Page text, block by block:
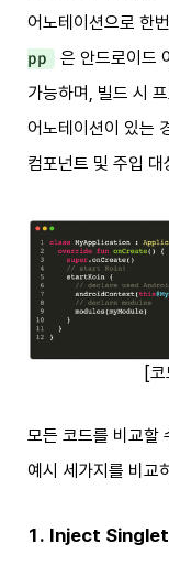
어노테이션으로 한
pp
은 안드로이드
가능하며, 빌드 시
어노테이션이 있는
컴포넌트 및 주입 대
[
모든 코드를 비교할
예시 세가지를 비교
1. Inject